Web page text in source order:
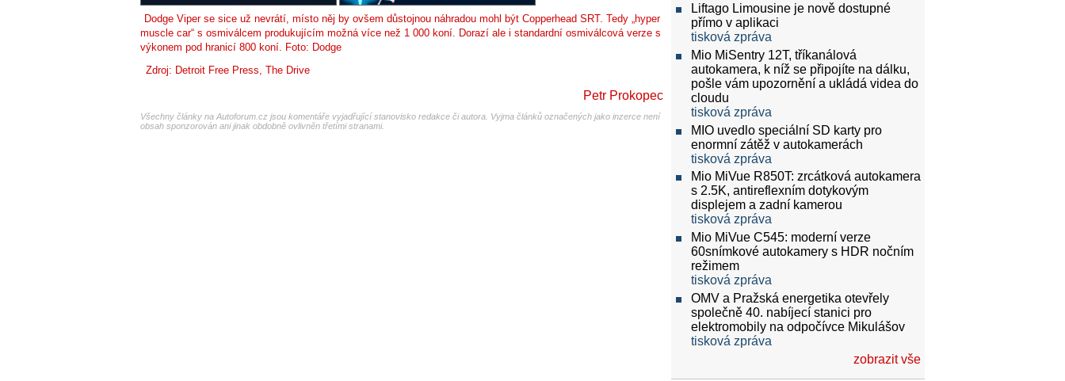
Dodge Viper se sice už nevrátí, místo něj by ovšem důstojnou náhradou mohl být Copperhead SRT. Tedy „hyper
muscle car“ s osmiválcem produkujícím možná více než 1 000 koní. Dorazí ale i standardní osmiválcová verze s
výkonem pod hranicí 800 koní. Foto: Dodge
Zdroj: Detroit Free Press, The Drive
Petr Prokopec
Všechny články na Autoforum.cz jsou komentáře vyjadřující stanovisko redakce či autora. Vyjma článků označených jako inzerce není
obsah sponzorován ani jinak obdobně ovlivněn třetími stranami.
Liftago Limousine je nově dostupné
přímo v aplikaci
tisková zpráva
Mio MiSentry 12T, tříkanálová
autokamera, k níž se připojíte na dálku,
pošle vám upozornění a ukládá videa do
cloudu
tisková zpráva
MIO uvedlo speciální SD karty pro
enormní zátěž v autokamerách
tisková zpráva
Mio MiVue R850T: zrcátková autokamera
s 2.5K, antireflexním dotykovým
displejem a zadní kamerou
tisková zpráva
Mio MiVue C545: moderní verze
60snímkové autokamery s HDR nočním
režimem
tisková zpráva
OMV a Pražská energetika otevřely
společně 40. nabíjecí stanici pro
elektromobily na odpočívce Mikulášov
tisková zpráva
zobrazit vše